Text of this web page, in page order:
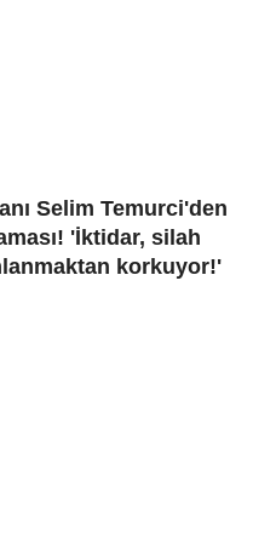
Selim Temurci'den
'İktidar, silah
korkuyor!'